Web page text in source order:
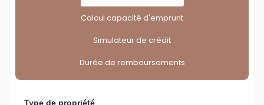
Calcul capacité d'emprunt
Simulateur de crédit
Durée de remboursements